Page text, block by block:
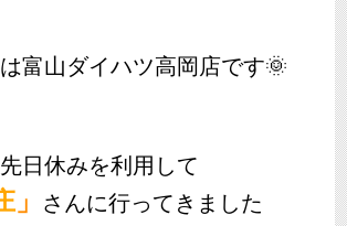
富山ダイハツ高岡店です🌞
先日休みを利用して
」 さんに行ってきました